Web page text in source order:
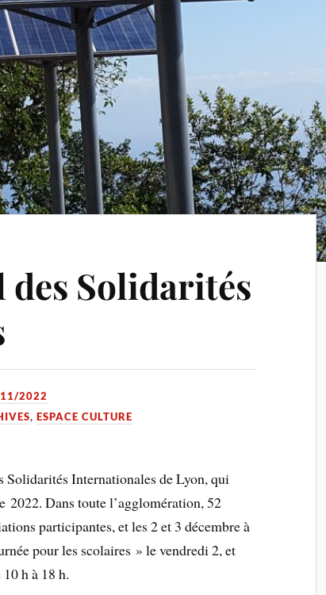
des Solidarités
2022
,ESPACE CULTURE
Internationales de Lyon, qui
2022. Dans toute l’agglomération, 52
participantes, et les 2 et 3 décembre à
pour les scolaires » le vendredi 2, et
h à 18 h.